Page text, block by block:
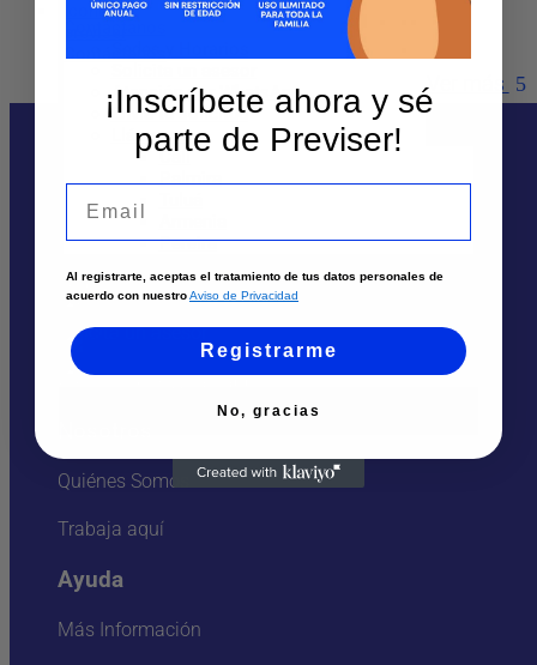
Atención por WhatsApp
Envía tu solicitud
Llámanos
Cali
Palmira
Pereira
Ver más
Te puede interesar
Sedes
Solicita un asesor
Atención por Whatsapp
Quiénes Somos
Trabaja aquí
Ayuda
Más Información
¡Inscríbete ahora y sé
parte de Previser!
Al registrarte, aceptas el tratamiento de tus datos personales de
acuerdo con nuestroAviso de Privacidad
Registrarme
No, gracias